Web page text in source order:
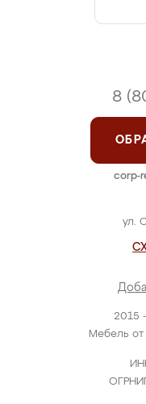
2015
Мебель от
ул.
8
corp-